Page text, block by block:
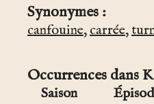
Synonymes
canfouine,carrée,
Occurrences dans
Saison